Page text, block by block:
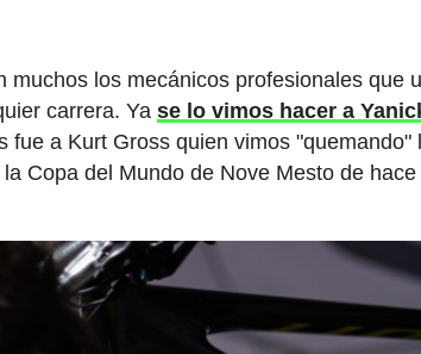
los mecánicos profesionales que
carrera. Yase lo vimos hacer a
fue a Kurt Gross quien vimos "quemando"
Copa del Mundo de Nove Mesto de